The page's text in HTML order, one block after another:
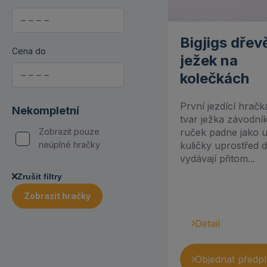
Dřevěné hračky (422)
Herní sety, panenky a
Hudební nástroje a
Knížky a poslech (112)
Kostýmy (4)
3 až 6 let (431)
Bigjigs (2)
Bino (2)
Clemmy (1)
Connetix (3)
Cubika (1)
Cena do
Nekompletní
Zobrazit pouze
neúplné hračky
Zrušit filtry
Zobrazit hračky
Bigjigs
ježek na
kolečkách
První jezdící
tvar ježka
ruček padne jako
kuličky uprostřed
vydávají přitom...
Detail
Objednat